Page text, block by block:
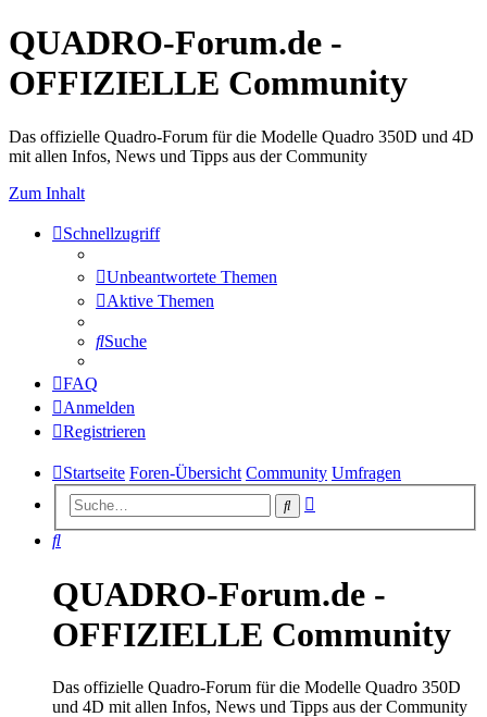
QUADRO-Forum.de -
OFFIZIELLE Community
Das offizielle Quadro-Forum für die Modelle Quadro 350D und 4D
mit allen Infos, News und Tipps aus der Community
Zum Inhalt
Schnellzugriff
Unbeantwortete Themen
Aktive Themen
Suche
FAQ
Anmelden
Registrieren
Startseite Foren-Übersicht Community Umfragen
Suche
Suche
QUADRO-Forum.de -
OFFIZIELLE Community
Das offizielle Quadro-Forum für die Modelle Quadro 350D
und 4D mit allen Infos, News und Tipps aus der Community